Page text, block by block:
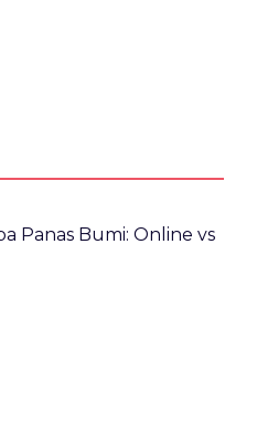
Panas Bumi: Online vs